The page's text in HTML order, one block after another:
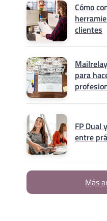
Cómo
clientes
para
FP Dual
entre
Más